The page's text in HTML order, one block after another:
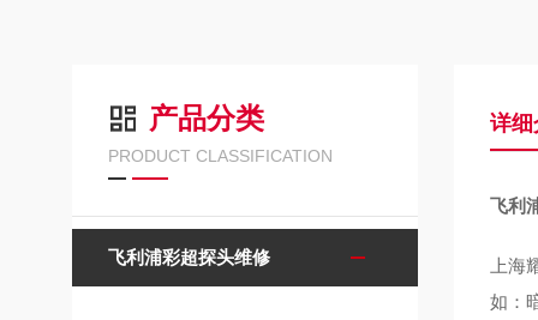
产品分类
PRODUCT CLASSIFICATION
飞利浦彩超探头维修
详细
飞利
上
如：